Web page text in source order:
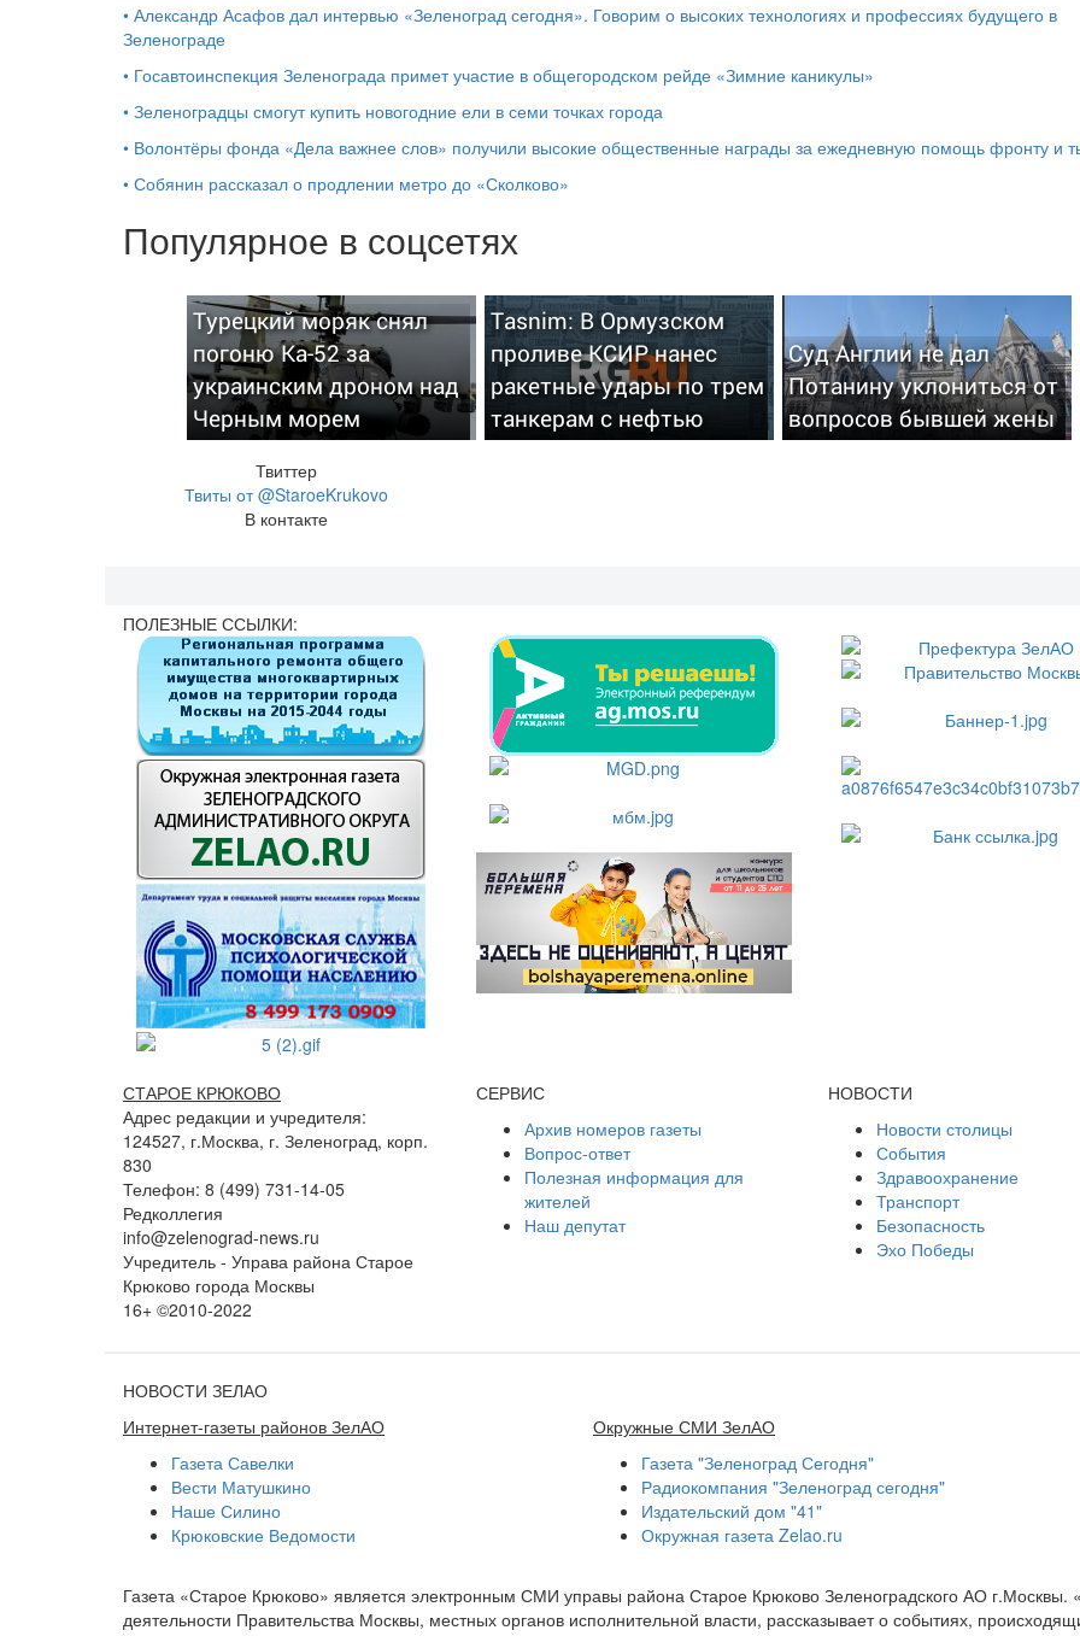
• Александр Асафов дал интервью «Зеленоград сегодня». Говорим о высоких технологиях и профессиях будущего в
Зеленограде
• Госавтоинспекция Зеленограда примет участие в общегородском рейде «Зимние каникулы»
• Зеленоградцы смогут купить новогодние ели в семи точках города
• Волонтёры фонда «Дела важнее слов» получили высокие общественные награды за ежедневную помощь фронту и
• Собянин рассказал о продлении метро до «Сколково»
Популярное в соцсетях
Турецкий моряк снял
погоню Ка-52 за
украинским дроном над
Черным морем
Tasnim: В Ормузском
проливе КСИР нанес
ракетные удары по трем
танкерам с нефтью
Суд Англии не дал
Потанину уклониться от
вопросов бывшей жены
Твиттер
Твиты от @StaroeKrukovo
В контакте
ПОЛЕЗНЫЕ ССЫЛКИ:
СТАРОЕ КРЮКОВО
Адрес редакции и учредителя:
124527, г.Москва, г. Зеленоград, корп.
830
Телефон: 8 (499) 731-14-05
Редколлегия
info@zelenograd-news.ru
Учредитель - Управа района Старое
Крюково города Москвы
16+ ©2010-2022
СЕРВИС
Архив номеров газеты
Вопрос-ответ
Полезная информация для
жителей
Наш депутат
НОВОСТИ
Новости столицы
События
Здравоохранение
Транспорт
Безопасность
Эхо Победы
НОВОСТИ ЗЕЛАО
Интернет-газеты районов ЗелАО
Газета Савелки
Вести Матушкино
Наше Силино
Крюковские Ведомости
Окружные СМИ ЗелАО
Газета "Зеленоград Сегодня"
Радиокомпания "Зеленоград сегодня"
Издательский дом "41"
Окружная газета Zelao.ru
Газета «Старое Крюково» является электронным СМИ управы района Старое Крюково Зеленоградского АО
деятельности Правительства Москвы, местных органов исполнительной власти, рассказывает о событиях,